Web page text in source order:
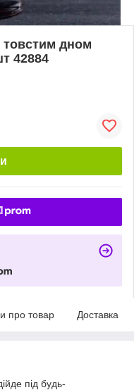
товстим дном
42884
про товар Доставка
під будь-